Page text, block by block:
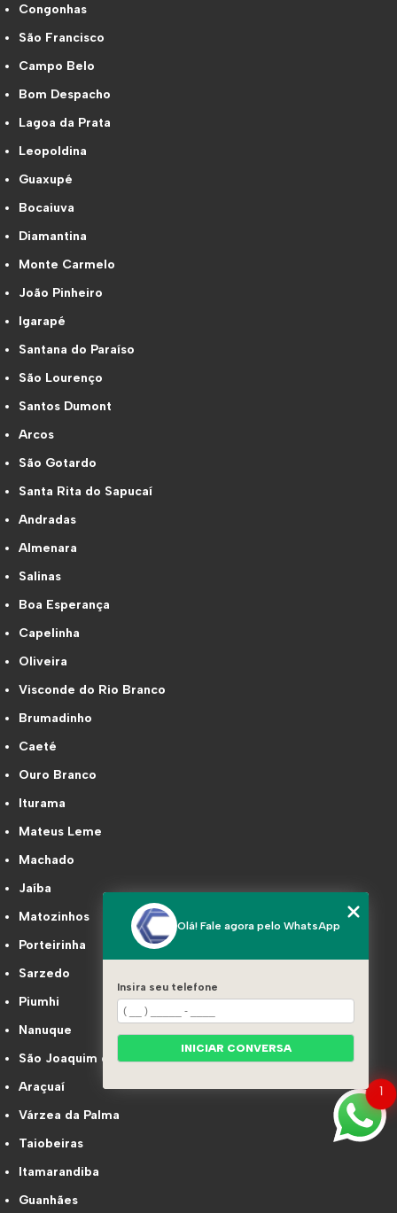
Congonhas
São Francisco
Campo Belo
Bom Despacho
Lagoa da Prata
Leopoldina
Guaxupé
Bocaiuva
Diamantina
Monte Carmelo
João Pinheiro
Igarapé
Santana do Paraíso
São Lourenço
Santos Dumont
Arcos
São Gotardo
Santa Rita do Sapucaí
Andradas
Almenara
Salinas
Boa Esperança
Capelinha
Oliveira
Visconde do Rio Branco
Brumadinho
Caeté
Ouro Branco
Iturama
Mateus Leme
Machado
Jaíba
Matozinhos
Porteirinha
Sarzedo
Piumhi
Nanuque
São Joaquim de Bicas
Araçuaí
Várzea da Palma
Taiobeiras
Itamarandiba
Guanhães
1
Olá! Fale agora pelo WhatsApp
Insira seu telefone
INICIAR CONVERSA